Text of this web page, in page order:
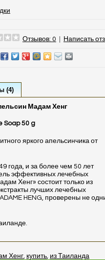
Отзывов: 0 Написать
(4)
Мадам Хенг
Soap 50 g
яркого апельсинчика от
года, и за более чем 50 лет
эффективных лечебных
Хенг» состоит только из
лучших лечебных
HENG, проверены не
Хенг, купить, из Таиланда